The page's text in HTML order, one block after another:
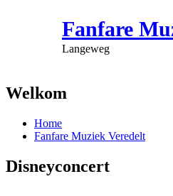
Fanfare
Langeweg
Welkom
Home
Fanfare Muziek Veredelt
Disneyconcert